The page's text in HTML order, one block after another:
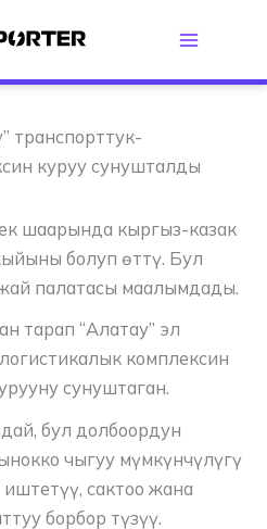
транспорттук-
куруу сунушталды
шаарында кыргыз-казак
болуп өттү. Бул
палатасы маалымдады.
тарап “Алатау” эл
комплексин
сунуштаган.
бул долбоордун
чыгуу мүмкүнчүлүгү
сактоо жана
борбор түзүү.